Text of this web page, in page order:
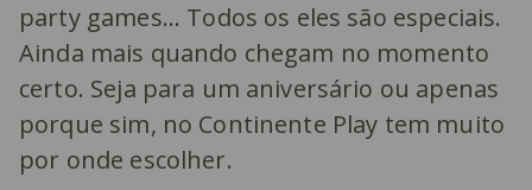
party games... Todos os eles são especiais.
Ainda mais quando chegam no momento
certo. Seja para um aniversário ou apenas
porque sim, no Continente Play tem muito
por onde escolher.